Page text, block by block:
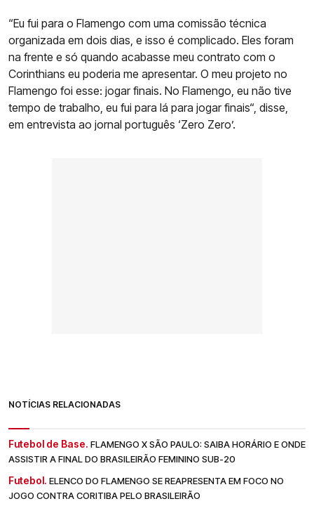
“Eu fui para o Flamengo com uma comissão técnica
organizada em dois dias, e isso é complicado. Eles foram
na frente e só quando acabasse meu contrato com o
Corinthians eu poderia me apresentar. O meu projeto no
Flamengo foi esse: jogar finais. No Flamengo, eu não tive
tempo de trabalho, eu fui para lá para jogar finais“, disse,
em entrevista ao jornal português ‘Zero Zero’.
NOTÍCIAS RELACIONADAS
Futebol de Base. FLAMENGO X SÃO PAULO: SAIBA HORÁRIO E ONDE
ASSISTIR A FINAL DO BRASILEIRÃO FEMININO SUB-20
Futebol. ELENCO DO FLAMENGO SE REAPRESENTA EM FOCO NO
JOGO CONTRA CORITIBA PELO BRASILEIRÃO